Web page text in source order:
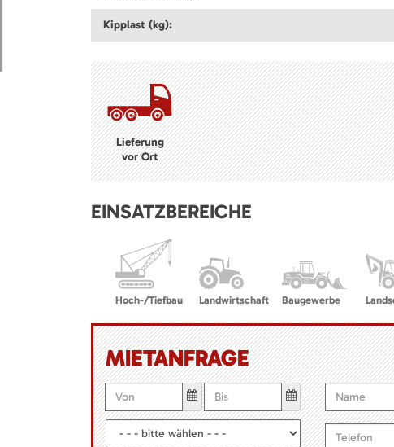
Kipplast (kg):
Lieferung
vor Ort
EINSATZBEREICHE
Hoch-/Tiefbau Landwirtschaft Baugewerbe
MIETANFRAGE